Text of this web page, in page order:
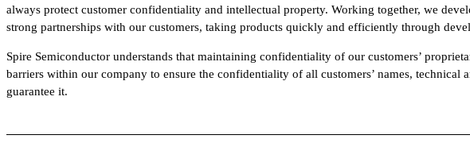
always protect customer confidentiality and intellectual property. Working together, we
strong partnerships with our customers, taking products quickly and efficiently through
Spire Semiconductor understands that maintaining confidentiality of our customers’
barriers within our company to ensure the confidentiality of all customers’ names, technical
guarantee it.